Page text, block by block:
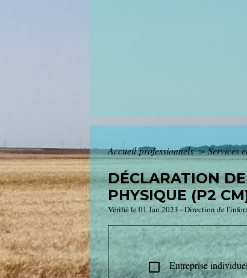
Accueil professionnels>Services
DÉCLARATION
PHYSIQUE (P2
Vérifié le 01 Jan 2023 - Direction de
check_box_outline_blank Entreprise